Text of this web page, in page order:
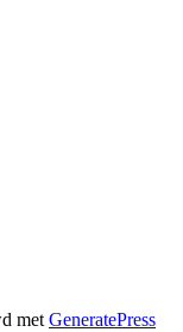
met GeneratePress